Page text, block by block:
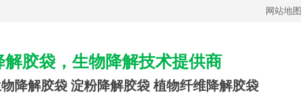
网站地图
解胶袋，生物降解技术提供商
降解胶袋 淀粉降解胶袋 植物纤维降解胶袋